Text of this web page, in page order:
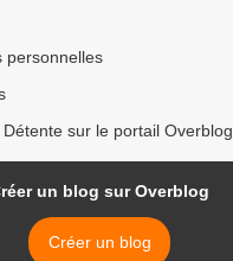
personnelles
sur le portail Overblog
un blog sur Overblog
Créer un blog